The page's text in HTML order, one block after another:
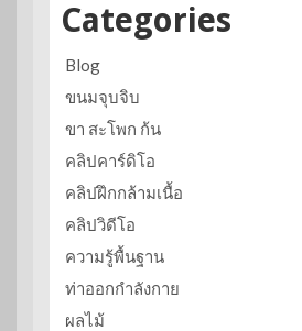
Categories
Blog
ขนมจุบจิบ
ขา สะโพก ก้น
คลิปคาร์ดิโอ
คลิปฝึกกล้ามเนื้อ
คลิปวิดีโอ
ความรู้พื้นฐาน
ท่าออกกำลังกาย
ผลไม้